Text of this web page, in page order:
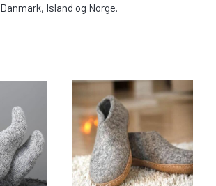
Danmark, Island og Norge.